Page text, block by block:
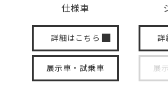
仕様車
詳細はこちら
展示車・試乗車
詳
展